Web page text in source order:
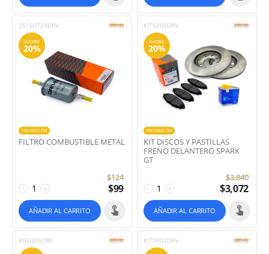
25160729DRV
AHORRE
20%
PROMOCIÓN
FILTRO COMBUSTIBLE METAL
+
−
$124
$99
AÑADIR AL CARRITO
KIT0206DRV
AHORRE
20%
PROMOCIÓN
KIT DISCOS Y PASTILLAS
FRENO DELANTERO SPARK
GT
+
−
$3,840
$3,072
AÑADIR AL CARRITO
KIT0205DRV KIT0002DRV